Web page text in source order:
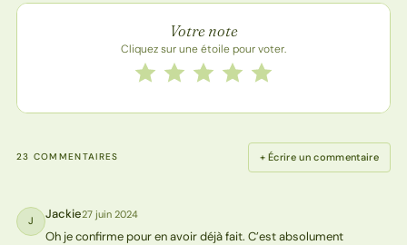
Note de la recette
Votre note
Cliquez sur une étoile pour voter.
Notez cette recette de 1 à 5 étoiles
5 étoiles
4 étoiles
3 étoiles
2 étoiles
1 étoile
23 COMMENTAIRES + Écrire un commentaire
J Jackie27 juin 2024
Oh je confirme pour en avoir déjà fait. C’est absolument